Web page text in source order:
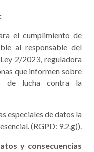
el cumplimiento de
al responsable del
2/2023, reguladora
que informen sobre
de lucha contra la
especiales de datos la
(RGPD: 9.2.g)).
y consecuencias